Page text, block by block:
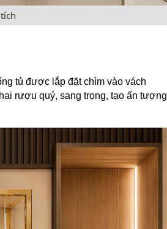
tủ được lắp đặt chìm vào vách
rượu quý, sang trọng, tạo ấn tượng